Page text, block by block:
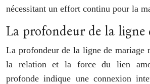
nécessitant un effort continu pour la
La profondeur de la ligne
La profondeur de la ligne de mariage
la relation et la force du lien
profonde indique une connexion